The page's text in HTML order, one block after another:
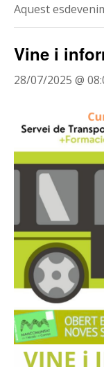
Aquest
Vine i
28/07/2025 @